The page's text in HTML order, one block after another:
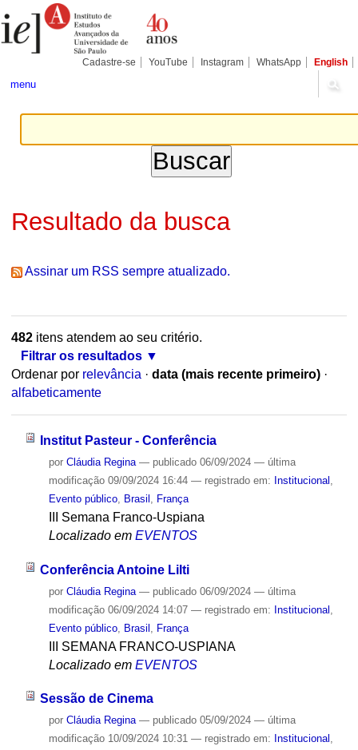
para
conteúdo.
Pessoais
Cadastre-se YouTube Instagram WhatsApp English
menu
Resultado da busca
Assinar um RSS sempre atualizado.
482itens atendem ao seu critério.
Filtrar os resultados
Ordenar por relevância · data (mais recente primeiro) ·
alfabeticamente
Institut Pasteur - Conferência
por Cláudia Regina — publicado06/09/2024 — última
modificação09/09/2024 16:44 — registrado em: Institucional
Evento público, Brasil França
III Semana Franco-Uspiana
Localizado em EVENTOS
Conferência Antoine Lilti
por Cláudia Regina — publicado06/09/2024 — última
modificação06/09/2024 14:07 — registrado em: Institucional
Evento público, Brasil França
III SEMANA FRANCO-USPIANA
Localizado em EVENTOS
Sessão de Cinema
por Cláudia Regina — publicado05/09/2024 — última
modificação10/09/2024 10:31 — registrado em: Institucional ,